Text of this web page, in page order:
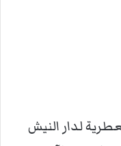
العطرية لدار النيش